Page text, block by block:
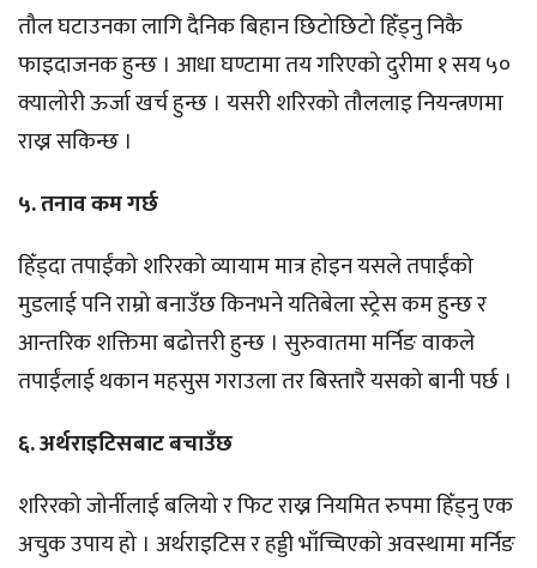
तौल घटाउनका लागि दैनिक बिहान छिटोछिटो हिँड्नु निकै
फाइदाजनक हुन्छ । आधा घण्टामा तय गरिएको दुरीमा १ सय ५०
क्यालोरी ऊर्जा खर्च हुन्छ । यसरी शरिरको तौललाइ नियन्त्रणमा
राख्न सकिन्छ ।
५. तनाव कम गर्छ
हिँड्दा तपाईंको शरिरको व्यायाम मात्र होइन यसले तपाईंको
मुडलाई पनि राम्रो बनाउँछ किनभने यतिबेला स्ट्रेस कम हुन्छ र
आन्तरिक शक्तिमा बढोत्तरी हुन्छ । सुरुवातमा मर्निङ वाकले
तपाईंलाई थकान महसुस गराउला तर बिस्तारै यसको बानी पर्छ ।
६. अर्थराइटिसबाट बचाउँछ
शरिरको जोर्नीलाई बलियो र फिट राख्न नियमित रुपमा हिँड्नु एक
अचुक उपाय हो । अर्थराइटिस र हड्डी भाँच्चिएको अवस्थामा मर्निङ